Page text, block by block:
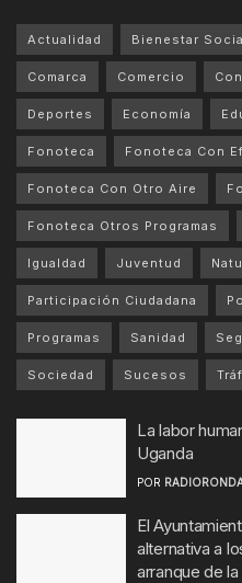
Actualidad Bienestar
Comarca Comercio
Deportes Economía
Fonoteca Fonoteca Con
Fonoteca Con Otro Aire
Fonoteca Otros Programas
Igualdad Juventud
Participación Ciudadana
Programas Sanidad
Sociedad Sucesos
La labor
Uganda
POR
El
alternativa a
arranque de